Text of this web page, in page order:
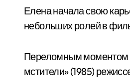
Елена начала свою
небольших ролей в
Переломным моментом
мстители» (1985)